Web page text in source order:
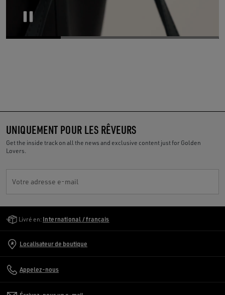
UNIQUEMENT POUR LES RÊVEURS
Get the inside track on all the news and exclusive content just for Golden
Lovers.
Votre adresse e-mail
Livré en: International / français
Localisateur de boutique
Appelez-nous